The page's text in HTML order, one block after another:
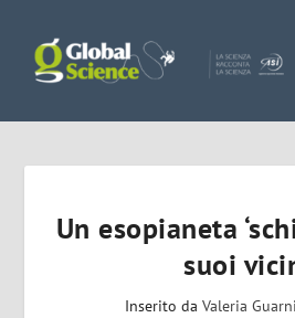
Un esopianeta
suoi
Inserito da Valeria